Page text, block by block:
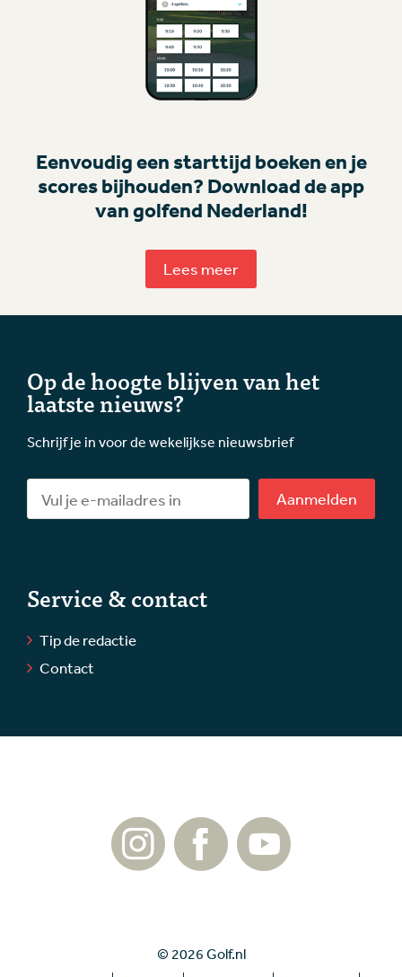
Eenvoudig een starttijd boeken en je
scores bijhouden? Download de app
van golfend Nederland!
Lees meer
Op de hoogte blijven van het
laatste nieuws?
Schrijf je in voor de wekelijkse nieuwsbrief
Aanmelden
Service & contact
Tip de redactie
Contact
© 2026 Golf.nl